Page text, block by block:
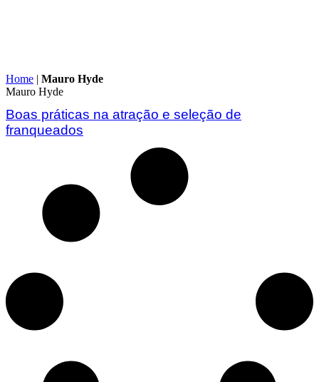
Home | Mauro Hyde
Mauro Hyde
Boas práticas na atração e seleção de
franqueados